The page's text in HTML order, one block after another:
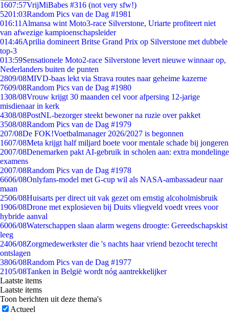
1607:57VrijMiBabes #316 (not very sfw!)
5201:03Random Pics van de Dag #1981
016:11 Almansa wint Moto3-race Silverstone, Uriarte profiteert niet
van afwezige kampioenschapsleider
014:46Aprilia domineert Britse Grand Prix op Silverstone met dubbele
top-3
013:59Sensationele Moto2-race Silverstone levert nieuwe winnaar op,
Nederlanders buiten de punten
2809/08MIVD-baas lekt via Strava routes naar geheime kazerne
7609/08Random Pics van de Dag #1980
1308/08Vrouw krijgt 30 maanden cel voor afpersing 12-jarige
misdienaar in kerk
4308/08PostNL-bezorger steekt bewoner na ruzie over pakket
3508/08Random Pics van de Dag #1979
207/08De FOK!Voetbalmanager 2026/2027 is begonnen
1607/08Meta krijgt half miljard boete voor mentale schade bij jongeren
2007/08Denemarken pakt AI-gebruik in scholen aan: extra mondelinge
examens
2007/08Random Pics van de Dag #1978
6606/08Onlyfans-model met G-cup wil als NASA-ambassadeur naar
maan
2506/08Huisarts per direct uit vak gezet om ernstig alcoholmisbruik
1906/08Drone met explosieven bij Duits vliegveld voedt vrees voor
hybride aanval
6006/08Waterschappen slaan alarm wegens droogte: Gereedschapskist
leeg
2406/08Zorgmedewerkster die 's nachts haar vriend bezocht terecht
ontslagen
3806/08Random Pics van de Dag #1977
2105/08Tanken in België wordt nóg aantrekkelijker
Laatste items
Laatste items
Toon berichten uit deze thema's
Actueel